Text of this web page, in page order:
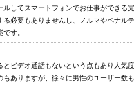
ルしてスマートフォンでお仕事ができる
る必要もありませんし、ノルマやペナル
す。
ビデオ通話もないという点もあり人気
ありますが、徐々に男性のユーザー数